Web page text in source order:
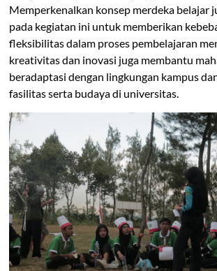
Memperkenalkan konsep merdeka belajar
pada kegiatan ini untuk memberikan
fleksibilitas dalam proses pembelajaran
kreativitas dan inovasi juga membantu
beradaptasi dengan lingkungan kampus
fasilitas serta budaya di universitas.